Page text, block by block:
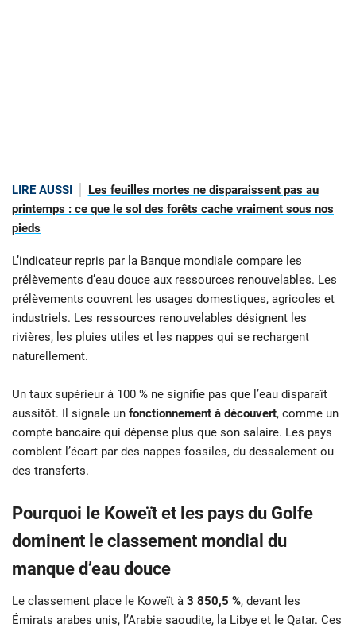
LIRE AUSSI
Les feuilles mortes ne disparaissent pas au
printemps : ce que le sol des forêts cache vraiment sous nos
pieds
L’indicateur repris par la Banque mondiale compare les
prélèvements d’eau douce aux ressources renouvelables. Les
prélèvements couvrent les usages domestiques, agricoles et
industriels. Les ressources renouvelables désignent les
rivières, les pluies utiles et les nappes qui se rechargent
naturellement.
Un taux supérieur à 100 % ne signifie pas que l’eau disparaît
aussitôt. Il signale un fonctionnement à découvert, comme un
compte bancaire qui dépense plus que son salaire. Les pays
comblent l’écart par des nappes fossiles, du dessalement ou
des transferts.
Pourquoi le Koweït et les pays du Golfe
dominent le classement mondial du
manque d’eau douce
Le classement place le Koweït à 3 850,5 %, devant les
Émirats arabes unis, l’Arabie saoudite, la Libye et le Qatar. Ces